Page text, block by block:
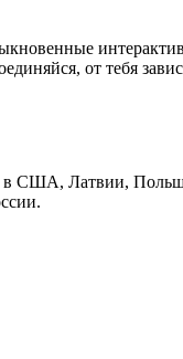
от тебя
в США, Латвии,